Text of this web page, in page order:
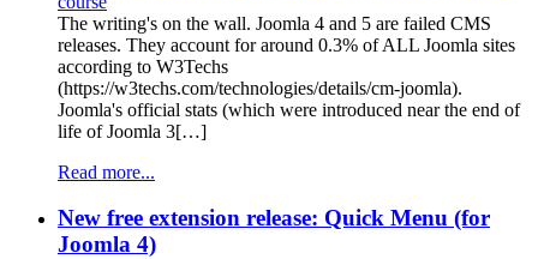
The writing's on the wall. Joomla 4 and 5 are failed CMS
releases. They account for around 0.3% of ALL Joomla sites
according to W3Techs
(https://w3techs.com/technologies/details/cm-joomla).
Joomla's official stats (which were introduced near the end of
life of Joomla 3[…]
Read more...
New free extension release: Quick Menu (for
Joomla 4)